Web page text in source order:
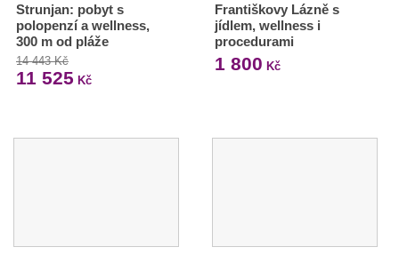
Strunjan: pobyt s
polopenzí a wellness,
300 m od pláže
14 443 Kč
11 525 Kč
Františkovy Lázně s
jídlem, wellness i
procedurami
1 800 Kč